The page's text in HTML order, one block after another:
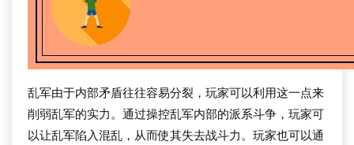
乱军由于内部矛盾往往容易分裂，玩家可以利用这一点来
削弱乱军的实力。通过操控乱军内部的派系斗争，玩家可
以让乱军陷入混乱，从而使其失去战斗力。玩家也可以通